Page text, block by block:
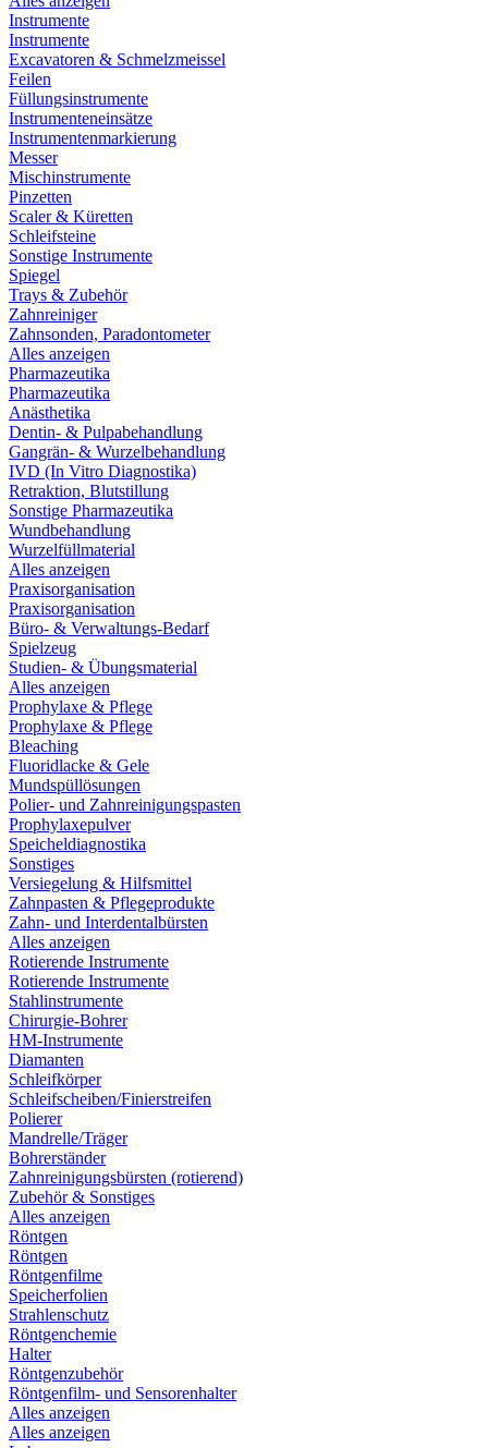
Instrumente
Instrumente
Excavatoren & Schmelzmeissel
Feilen
Füllungsinstrumente
Instrumenteneinsätze
Instrumentenmarkierung
Messer
Mischinstrumente
Pinzetten
Scaler & Küretten
Schleifsteine
Sonstige Instrumente
Spiegel
Trays & Zubehör
Zahnreiniger
Zahnsonden, Paradontometer
Alles anzeigen
Pharmazeutika
Pharmazeutika
Anästhetika
Dentin- & Pulpabehandlung
Gangrän- & Wurzelbehandlung
IVD (In Vitro Diagnostika)
Retraktion, Blutstillung
Sonstige Pharmazeutika
Wundbehandlung
Wurzelfüllmaterial
Alles anzeigen
Praxisorganisation
Praxisorganisation
Büro- & Verwaltungs-Bedarf
Spielzeug
Studien- & Übungsmaterial
Alles anzeigen
Prophylaxe & Pflege
Prophylaxe & Pflege
Bleaching
Fluoridlacke & Gele
Mundspüllösungen
Polier- und Zahnreinigungspasten
Prophylaxepulver
Speicheldiagnostika
Sonstiges
Versiegelung & Hilfsmittel
Zahnpasten & Pflegeprodukte
Zahn- und Interdentalbürsten
Alles anzeigen
Rotierende Instrumente
Rotierende Instrumente
Stahlinstrumente
Chirurgie-Bohrer
HM-Instrumente
Diamanten
Schleifkörper
Schleifscheiben/Finierstreifen
Polierer
Mandrelle/Träger
Bohrerständer
Zahnreinigungsbürsten (rotierend)
Zubehör & Sonstiges
Alles anzeigen
Röntgen
Röntgen
Röntgenfilme
Speicherfolien
Strahlenschutz
Röntgenchemie
Halter
Röntgenzubehör
Röntgenfilm- und Sensorenhalter
Alles anzeigen
Alles anzeigen